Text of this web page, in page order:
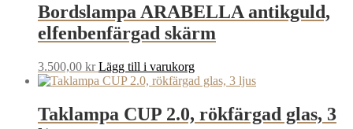
Bordslampa ARABELLA antikguld,
elfenbenfärgad skärm
3.500,00 kr Lägg till i varukorg
Taklampa CUP 2.0, rökfärgad glas, 3